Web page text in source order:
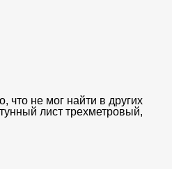
что не мог найти в других
лист трехметровый,